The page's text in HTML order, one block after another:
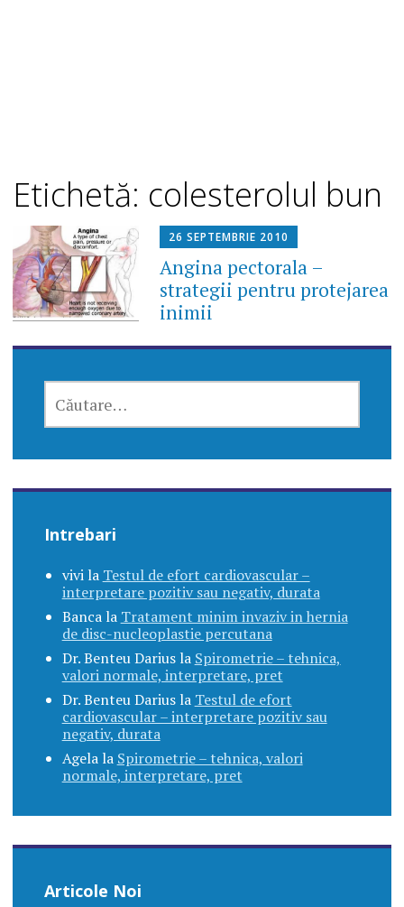
Etichetă: colesterolul bun
26 SEPTEMBRIE 2010
Angina pectorala –
strategii pentru protejarea
inimii
DUPĂ:
Intrebari
vivila Testul de efort cardiovascular –
interpretare pozitiv sau negativ, durata
Bancala Tratament minim invaziv in hernia
de disc-nucleoplastie percutana
Dr. Benteu Dariusla Spirometrie – tehnica,
valori normale, interpretare, pret
Dr. Benteu Dariusla Testul de efort
cardiovascular – interpretare pozitiv sau
negativ, durata
Agelala Spirometrie – tehnica, valori
normale, interpretare, pret
Articole Noi